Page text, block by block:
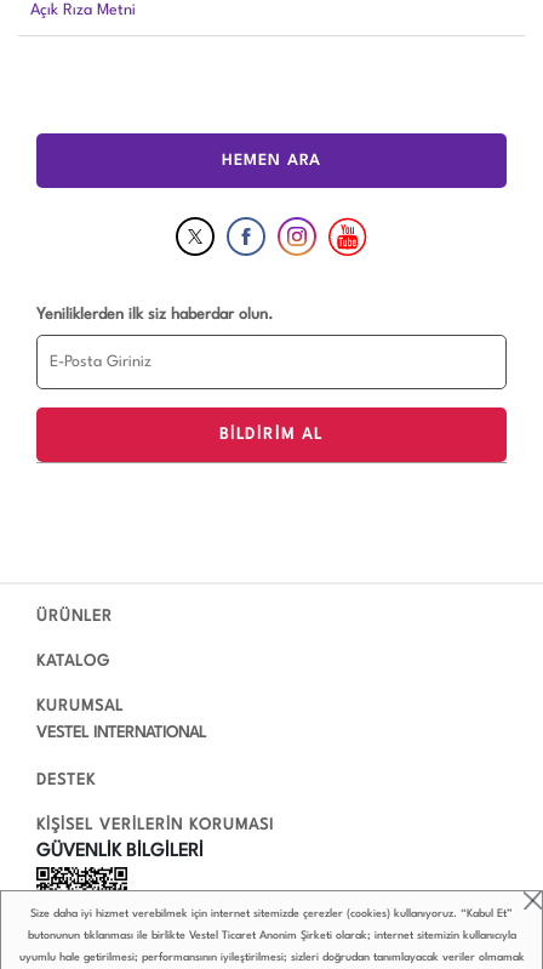
Açık Rıza Metni
Size daha iyi hizmet verebilmek için internet sitemizde çerezler (cookies) kullanıyoruz. “Kabul Et”
butonunun tıklanması ile birlikte Vestel Ticaret Anonim Şirketi olarak; internet sitemizin kullanıcıyla
uyumlu hale getirilmesi; performansının iyileştirilmesi; sizleri doğrudan tanımlayacak veriler olmamak
HEMEN ARA
Yeniliklerden ilk siz haberdar olun.
ÜRÜNLER
KATALOG
KURUMSAL
VESTEL INTERNATIONAL
DESTEK
KİŞİSEL VERİLERİN KORUMASI
GÜVENLİK BİLGİLERİ